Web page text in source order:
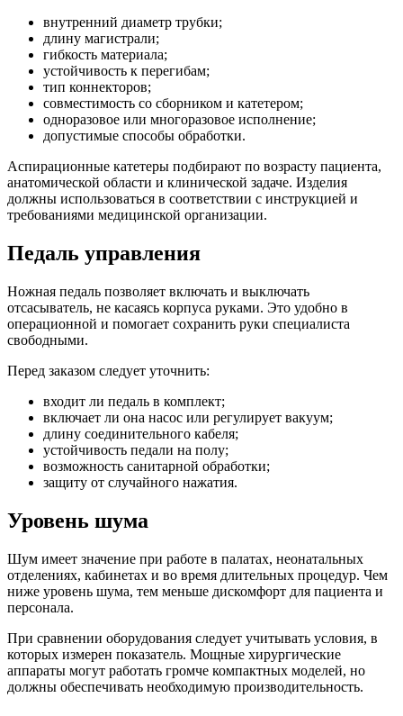
внутренний диаметр трубки;
длину магистрали;
гибкость материала;
устойчивость к перегибам;
тип коннекторов;
совместимость со сборником и катетером;
одноразовое или многоразовое исполнение;
допустимые способы обработки.
Аспирационные катетеры подбирают по возрасту пациента,
анатомической области и клинической задаче. Изделия
должны использоваться в соответствии с инструкцией и
требованиями медицинской организации.
Педаль управления
Ножная педаль позволяет включать и выключать
отсасыватель, не касаясь корпуса руками. Это удобно в
операционной и помогает сохранить руки специалиста
свободными.
Перед заказом следует уточнить:
входит ли педаль в комплект;
включает ли она насос или регулирует вакуум;
длину соединительного кабеля;
устойчивость педали на полу;
возможность санитарной обработки;
защиту от случайного нажатия.
Уровень шума
Шум имеет значение при работе в палатах, неонатальных
отделениях, кабинетах и во время длительных процедур. Чем
ниже уровень шума, тем меньше дискомфорт для пациента и
персонала.
При сравнении оборудования следует учитывать условия, в
которых измерен показатель. Мощные хирургические
аппараты могут работать громче компактных моделей, но
должны обеспечивать необходимую производительность.